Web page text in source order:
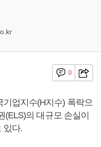
0
업지수(H지수) 폭락으
의 대규모 손실이
있다.